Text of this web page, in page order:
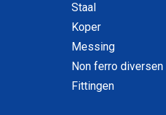
Staal
Koper
Messing
Non ferro diversen
Fittingen